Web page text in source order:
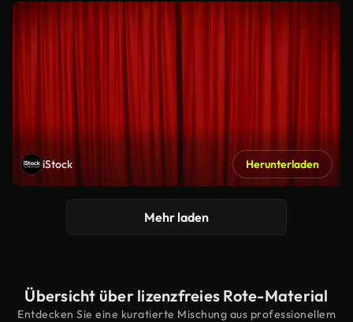
iStock Herunterladen
Mehr laden
Übersicht über lizenzfreies Rote-Material
Entdecken Sie eine kuratierte Mischung aus professionellem